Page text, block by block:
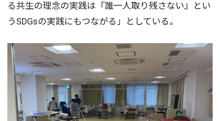
る共生の理念の実践は『誰一人取り残さない』とい
うSDGsの実践にもつながる」としている。